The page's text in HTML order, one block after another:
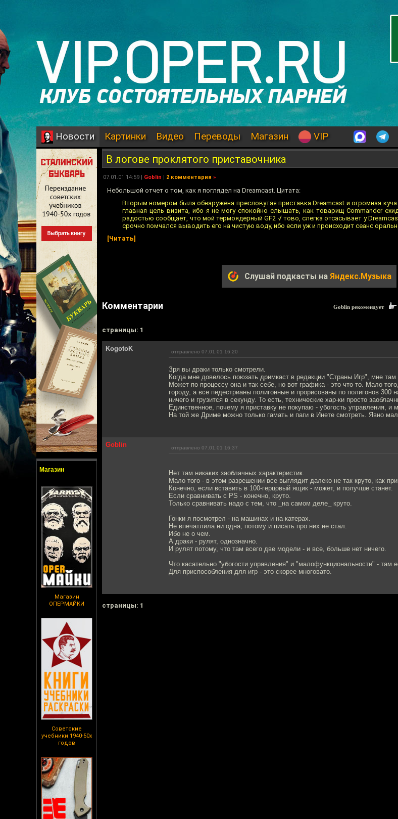
Новости Картинки Видео Переводы Магазин VIP
Магазин
Магазин
ОПЕРМАЙКИ
Советские
учебники 1940-50х
годов
В логове проклятого приставочника
07.01.01 14:59 | Goblin | 2 комментария »
Небольшой отчет о том, как я поглядел на Dreamcast. Цитата:
Вторым номером была обнаружена пресловутая приставка Dreamcast и огромная
главная цель визита, ибо я не могу спокойно слышать, как товарищ Commander
радостью сообщает, что мой термоядерный GF2 √ тово, слегка отсасывает у
срочно помчался выводить его на чистую воду, ибо если уж и происходит сеанс
[Читать]
Слушай подкасты на Яндекс.Музыка
Комментарии Goblin рекомендует
cтраницы: 1
KogotoK отправлено 07.01.01 16:20
Зря вы драки только смотрели.
Когда мне довелось поюзать дримкаст в редакции "Страны Игр", мне
Может по процессу она и так себе, но вот графика - это что-то. Мало
городу, а все педестрианы полигонные и прорисованы по полигонов 300
ничего и грузится в секунду. То есть, технические хар-ки просто
Единственное, почему я приставку не покупаю - убогость управления, и
На той же Дриме можно только гамать и паги в Инете смотреть. Явно
Goblin отправлено 07.01.01 16:37
Нет там никаких заоблачных характеристик.
Мало того - в этом разрешении все выглядит далеко не так круто, как
Конечно, если вставить в 100-герцовый ящик - может, и получше станет.
Если сравнивать с PS - конечно, круто.
Только сравнивать надо с тем, что _на самом деле_ круто.
Гонки я посмотрел - на машинах и на катерах.
Не впечатлила ни одна, потому и писать про них не стал.
Ибо не о чем.
А драки - рулят, однозначно.
И рулят потому, что там всего две модели - и все, больше нет ничего.
Что касательно "убогости управления" и "малофункциональности" -
Для приспособления для игр - это скорее многовато.
cтраницы: 1